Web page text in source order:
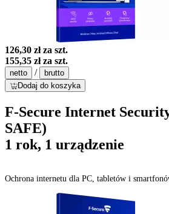
126,30 złza szt.
155,35 złza szt.
netto /
brutto
Dodaj do koszyka
F-Secure Internet
SAFE)
1 rok, 1 urządzenie
Ochrona internetu dla PC, tabletów i